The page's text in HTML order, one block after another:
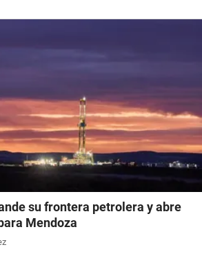
su frontera petrolera y abre
Mendoza